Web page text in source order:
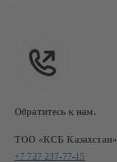
Обратитесь к нам.
ТОО «КСБ Казахстан»
+7 727 237-77-15